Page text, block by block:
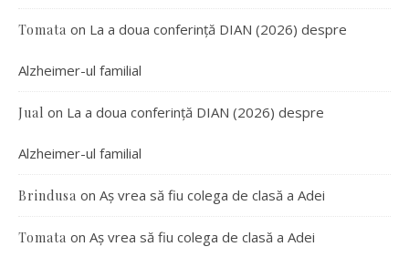
Tomata on La a doua conferință DIAN (2026) despre
Alzheimer-ul familial
Jual on La a doua conferință DIAN (2026) despre
Alzheimer-ul familial
Brindusa on Aș vrea să fiu colega de clasă a Adei
Tomata on Aș vrea să fiu colega de clasă a Adei